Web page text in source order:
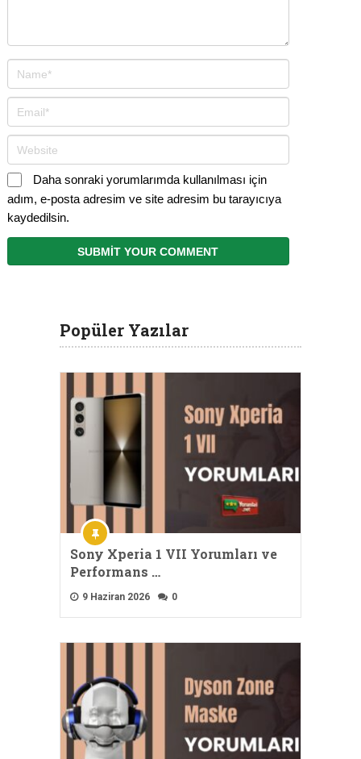
Daha sonraki yorumlarımda kullanılması için
adım, e-posta adresim ve site adresim bu tarayıcıya
kaydedilsin.
Popüler Yazılar
Sony Xperia 1 VII Yorumları ve
Performans …
9 Haziran 2026 0